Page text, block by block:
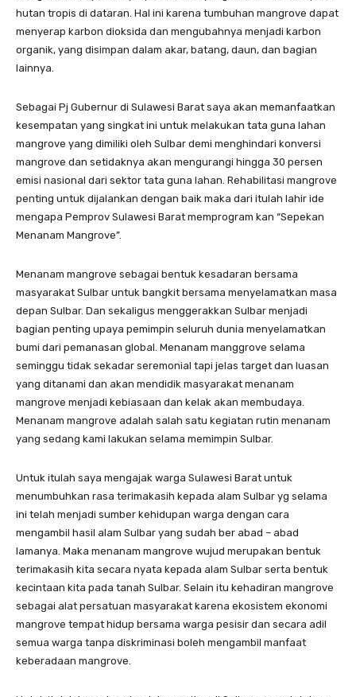
hutan tropis di dataran. Hal ini karena tumbuhan mangrove dapat
menyerap karbon dioksida dan mengubahnya menjadi karbon
organik, yang disimpan dalam akar, batang, daun, dan bagian
lainnya.
Sebagai Pj Gubernur di Sulawesi Barat saya akan memanfaatkan
kesempatan yang singkat ini untuk melakukan tata guna lahan
mangrove yang dimiliki oleh Sulbar demi menghindari konversi
mangrove dan setidaknya akan mengurangi hingga 30 persen
emisi nasional dari sektor tata guna lahan. Rehabilitasi mangrove
penting untuk dijalankan dengan baik maka dari itulah lahir ide
mengapa Pemprov Sulawesi Barat memprogram kan “Sepekan
Menanam Mangrove”.
Menanam mangrove sebagai bentuk kesadaran bersama
masyarakat Sulbar untuk bangkit bersama menyelamatkan masa
depan Sulbar. Dan sekaligus menggerakkan Sulbar menjadi
bagian penting upaya pemimpin seluruh dunia menyelamatkan
bumi dari pemanasan global. Menanam manggrove selama
seminggu tidak sekadar seremonial tapi jelas target dan luasan
yang ditanami dan akan mendidik masyarakat menanam
mangrove menjadi kebiasaan dan kelak akan membudaya.
Menanam mangrove adalah salah satu kegiatan rutin menanam
yang sedang kami lakukan selama memimpin Sulbar.
Untuk itulah saya mengajak warga Sulawesi Barat untuk
menumbuhkan rasa terimakasih kepada alam Sulbar yg selama
ini telah menjadi sumber kehidupan warga dengan cara
mengambil hasil alam Sulbar yang sudah ber abad – abad
lamanya. Maka menanam mangrove wujud merupakan bentuk
terimakasih kita secara nyata kepada alam Sulbar serta bentuk
kecintaan kita pada tanah Sulbar. Selain itu kehadiran mangrove
sebagai alat persatuan masyarakat karena ekosistem ekonomi
mangrove tempat hidup bersama warga pesisir dan secara adil
semua warga tanpa diskriminasi boleh mengambil manfaat
keberadaan mangrove.